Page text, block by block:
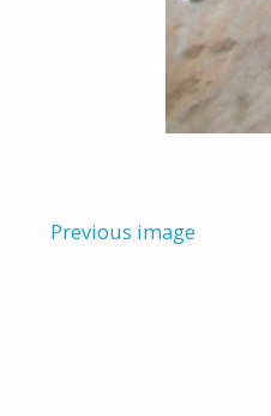
Previous image